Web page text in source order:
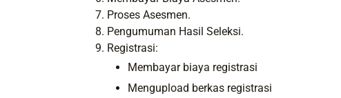
Proses Asesmen.
Pengumuman Hasil Seleksi.
Registrasi:
Membayar biaya registrasi
Mengupload berkas registrasi